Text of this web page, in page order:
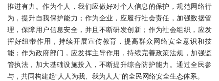
推进有力。作为个人，我们应做好对个人信息的保护，规范网络行
为，提升自我保护能力；作为企业，应履行社会责任，加强数据管
理，保障用户信息安全，并且不断研发创新；作为社会组织，应发
挥好纽带作用，持续开展宣传教育，提高群众网络安全意识和技
能；作为政府部门，应发挥主导作用，持续完善政策法规，加强监
管执法，加大基础设施投入，不断提升综合防护能力。通过全民参
与，共同构建起“人人为我、我为人人”的全民网络安全生态体系。